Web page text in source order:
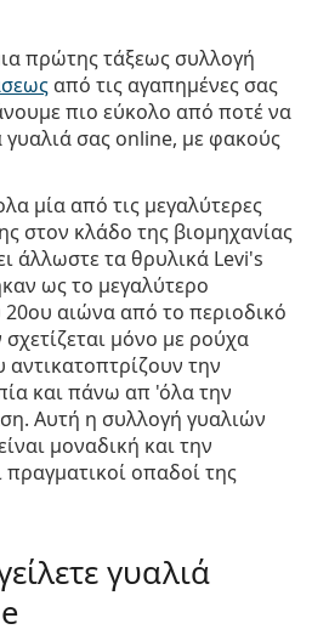
πρώτης τάξεως συλλογή
από τις αγαπημένες σας
πιο εύκολο από ποτέ να
γυαλιά σας online, με φακούς
μία από τις μεγαλύτερες
στον κλάδο της βιομηχανίας
άλλωστε τα θρυλικά Levi's
ως το μεγαλύτερο
20ου αιώνα από το περιοδικό
μόνο με ρούχα
την
και πάνω απ 'όλα την
Αυτή η συλλογή γυαλιών
μοναδική και την
οπαδοί της
γυαλιά